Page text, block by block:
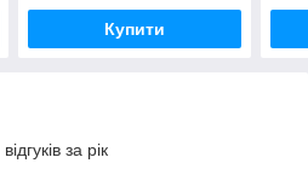
Купити
за рік